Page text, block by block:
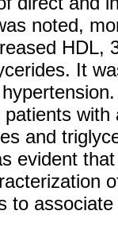
noted,
HDL,
It
and
evident
to